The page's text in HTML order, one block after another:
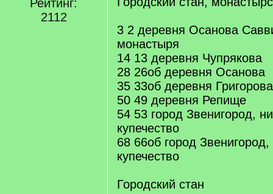
Рейтинг:
2112
3 2 деревня Осанова
монастыря
14 13 деревня Чупрякова
28 26об деревня Осанова
35 33об деревня Григорова
50 49 деревня Репище
54 53 город Звенигород,
купечество
68 66об город
купечество
Городский стан